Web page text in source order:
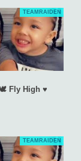
TEAMRAIDEN
Fly High ♥️
TEAMRAIDEN